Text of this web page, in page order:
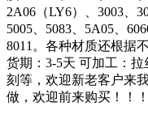
2A06（LY6）、3003、
5005、5083、5A05、
8011。各种材质还根据
货期：3-5天 可加工：
刻等，欢迎新老客户来
做，欢迎前来购买！！！